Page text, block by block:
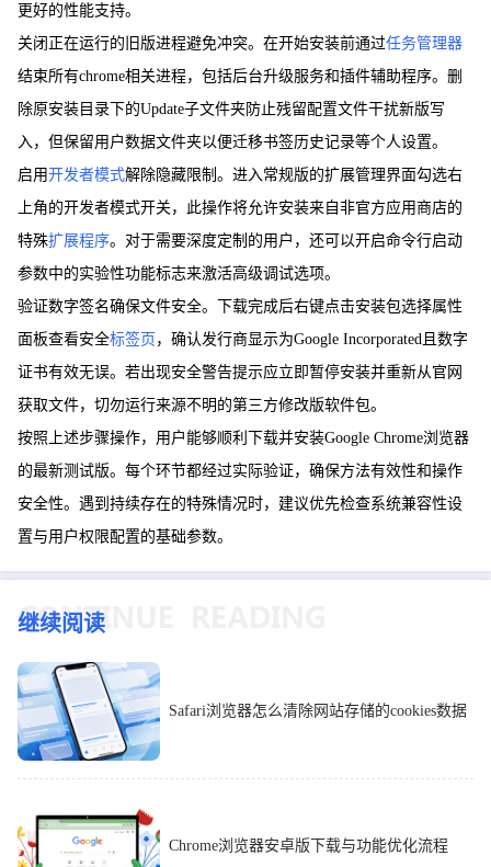
更好的性能支持。
关闭正在运行的旧版进程避免冲突。在开始安装前通过任务管理器
结束所有chrome相关进程，包括后台升级服务和插件辅助程序。删
除原安装目录下的Update子文件夹防止残留配置文件干扰新版写
入，但保留用户数据文件夹以便迁移书签历史记录等个人设置。
启用开发者模式解除隐藏限制。进入常规版的扩展管理界面勾选右
上角的开发者模式开关，此操作将允许安装来自非官方应用商店的
特殊扩展程序。对于需要深度定制的用户，还可以开启命令行启动
参数中的实验性功能标志来激活高级调试选项。
验证数字签名确保文件安全。下载完成后右键点击安装包选择属性
面板查看安全标签页 ，确认发行商显示为Google Incorporated且数字
证书有效无误。若出现安全警告提示应立即暂停安装并重新从官网
获取文件，切勿运行来源不明的第三方修改版软件包。
按照上述步骤操作，用户能够顺利下载并安装Google Chrome浏览器
的最新测试版。每个环节都经过实际验证，确保方法有效性和操作
安全性。遇到持续存在的特殊情况时，建议优先检查系统兼容性设
置与用户权限配置的基础参数。
继续阅读
Safari浏览器怎么清除网站存储的cookies数据
Chrome浏览器安卓版下载与功能优化流程